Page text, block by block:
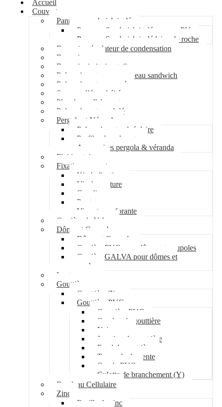
Accueil
Couverture
Panneau sandwich isolé
Panneau Sandwich isolé mousse PU
Panneau Sandwich isolé laine de roche
Bac acier régulateur de condensation
Bac acier sec
Bac acier imitation tuile
Polycarbonate pour panneau sandwich
Polycarbonate nervuré
Support d’étanchéité
Plancher collaborant
Polycarbonate ondulé
Pergola et Véranda
Polycarbonate alvéolaire
Profil polycarbonate
Accessoires pergola & véranda
Finition toiture
Fixation couverture
Kit de fixation
Vis de couture
Cavalier
Pontet
Vis auto-perforante
Costière de Velux
Dôme et Coupole
Dôme et Coupole
Costière PVC pour dômes et coupoles
Costière GALVA pour dômes et
coupoles
Lanterneau
Gouttière
Gouttière Zinc
Gouttière PVC
Gouttière PVC
Crochet de gouttière
Naissance
Jonction de gouttière
Fond de gouttière
Tuyau de descente
Coude PVC
Culotte de branchement (Y)
Bandeau Cellulaire
Zinc
Feuille de zinc